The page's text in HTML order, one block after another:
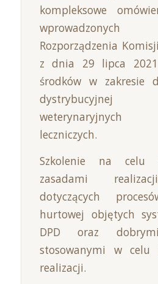
kompleksowe
wprowadzonych
Rozporządzenia
z dnia 29 lipca
środków w zakresie
dystrybucyjnej
leczniczych.
Szkolenie na celu
zasadami
dotyczących
hurtowej objętych
DPD oraz
stosowanymi w celu
realizacji.